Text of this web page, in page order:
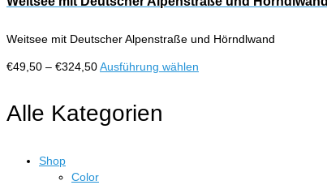
Produktseite
werden
Varianten
Die
können
Weitsee mit Deutscher Alpenstraße und Hörndlwand
€49,50 – €324,50Preisspanne:
€324,50
Ausführung wählen
Alle Kategorien
Shop
Color